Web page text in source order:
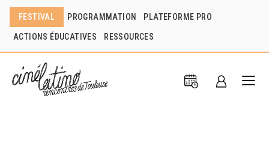
FESTIVAL PROGRAMMATION PLATEFORME PRO
ACTIONS ÉDUCATIVES RESSOURCES